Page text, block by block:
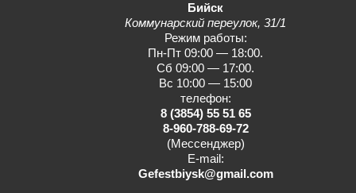
Бийск
Коммунарский переулок, 31/1
Режим работы:
Пн-Пт 09:00 — 18:00.
Сб 09:00 — 17:00.
Вс 10:00 — 15:00
телефон:
8 (3854) 55 51 65
8-960-788-69-72
(Мессенджер)
E-mail:
Gefestbiysk@gmail.com